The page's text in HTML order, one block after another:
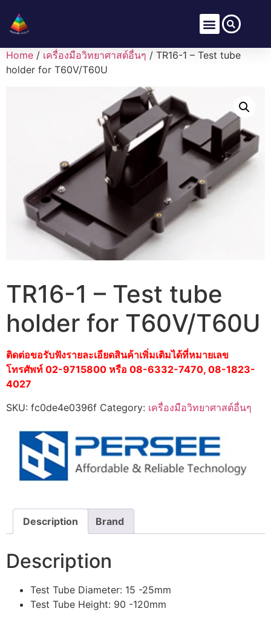
Home / เครื่องมือวิทยาศาสต์อื่นๆ / TR16-1 – Test tube
holder for T60V/T60U
TR16-1 – Test tube
holder for T60V/T60U
ติดต่อขอรับฟังรายละเอียดสินค้าเพิ่มเติมได้ที่หมายเลข
โทรศัพท์ 02-9715800 หรือ 08-6332-7470, 08-1823-
4027
SKU: fc0de4e0396f Category: เครื่องมือวิทยาศาสต์อื่นๆ
Description Brand
Description
Test Tube Diameter: 15 -25mm
Test Tube Height: 90 -120mm